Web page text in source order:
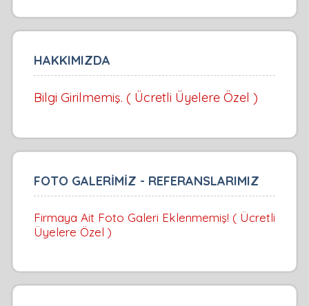
HAKKIMIZDA
Bilgi Girilmemiş. ( Ücretli Üyelere Özel )
FOTO GALERİMİZ - REFERANSLARIMIZ
Firmaya Ait Foto Galeri Eklenmemiş! ( Ücretli
Üyelere Özel )